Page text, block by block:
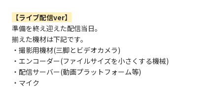
【ライブ配信ver】
準備を終え迎えた配信当日。
揃えた機材は下記です。
・撮影用機材(三脚とビデオカメラ)
・エンコーダー(ファイルサイズを小さくする機械)
・配信サーバー(動画プラットフォーム等)
・マイク